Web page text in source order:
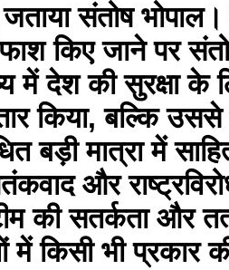
संतोष
किए जाने पर
में देश की सुरक्षा के
किया, बल्कि
बड़ी मात्रा में
और
की सतर्कता और
भी प्रकार की